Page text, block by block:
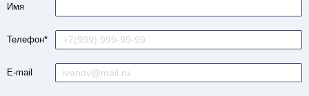
Имя
Телефон*
E-mail